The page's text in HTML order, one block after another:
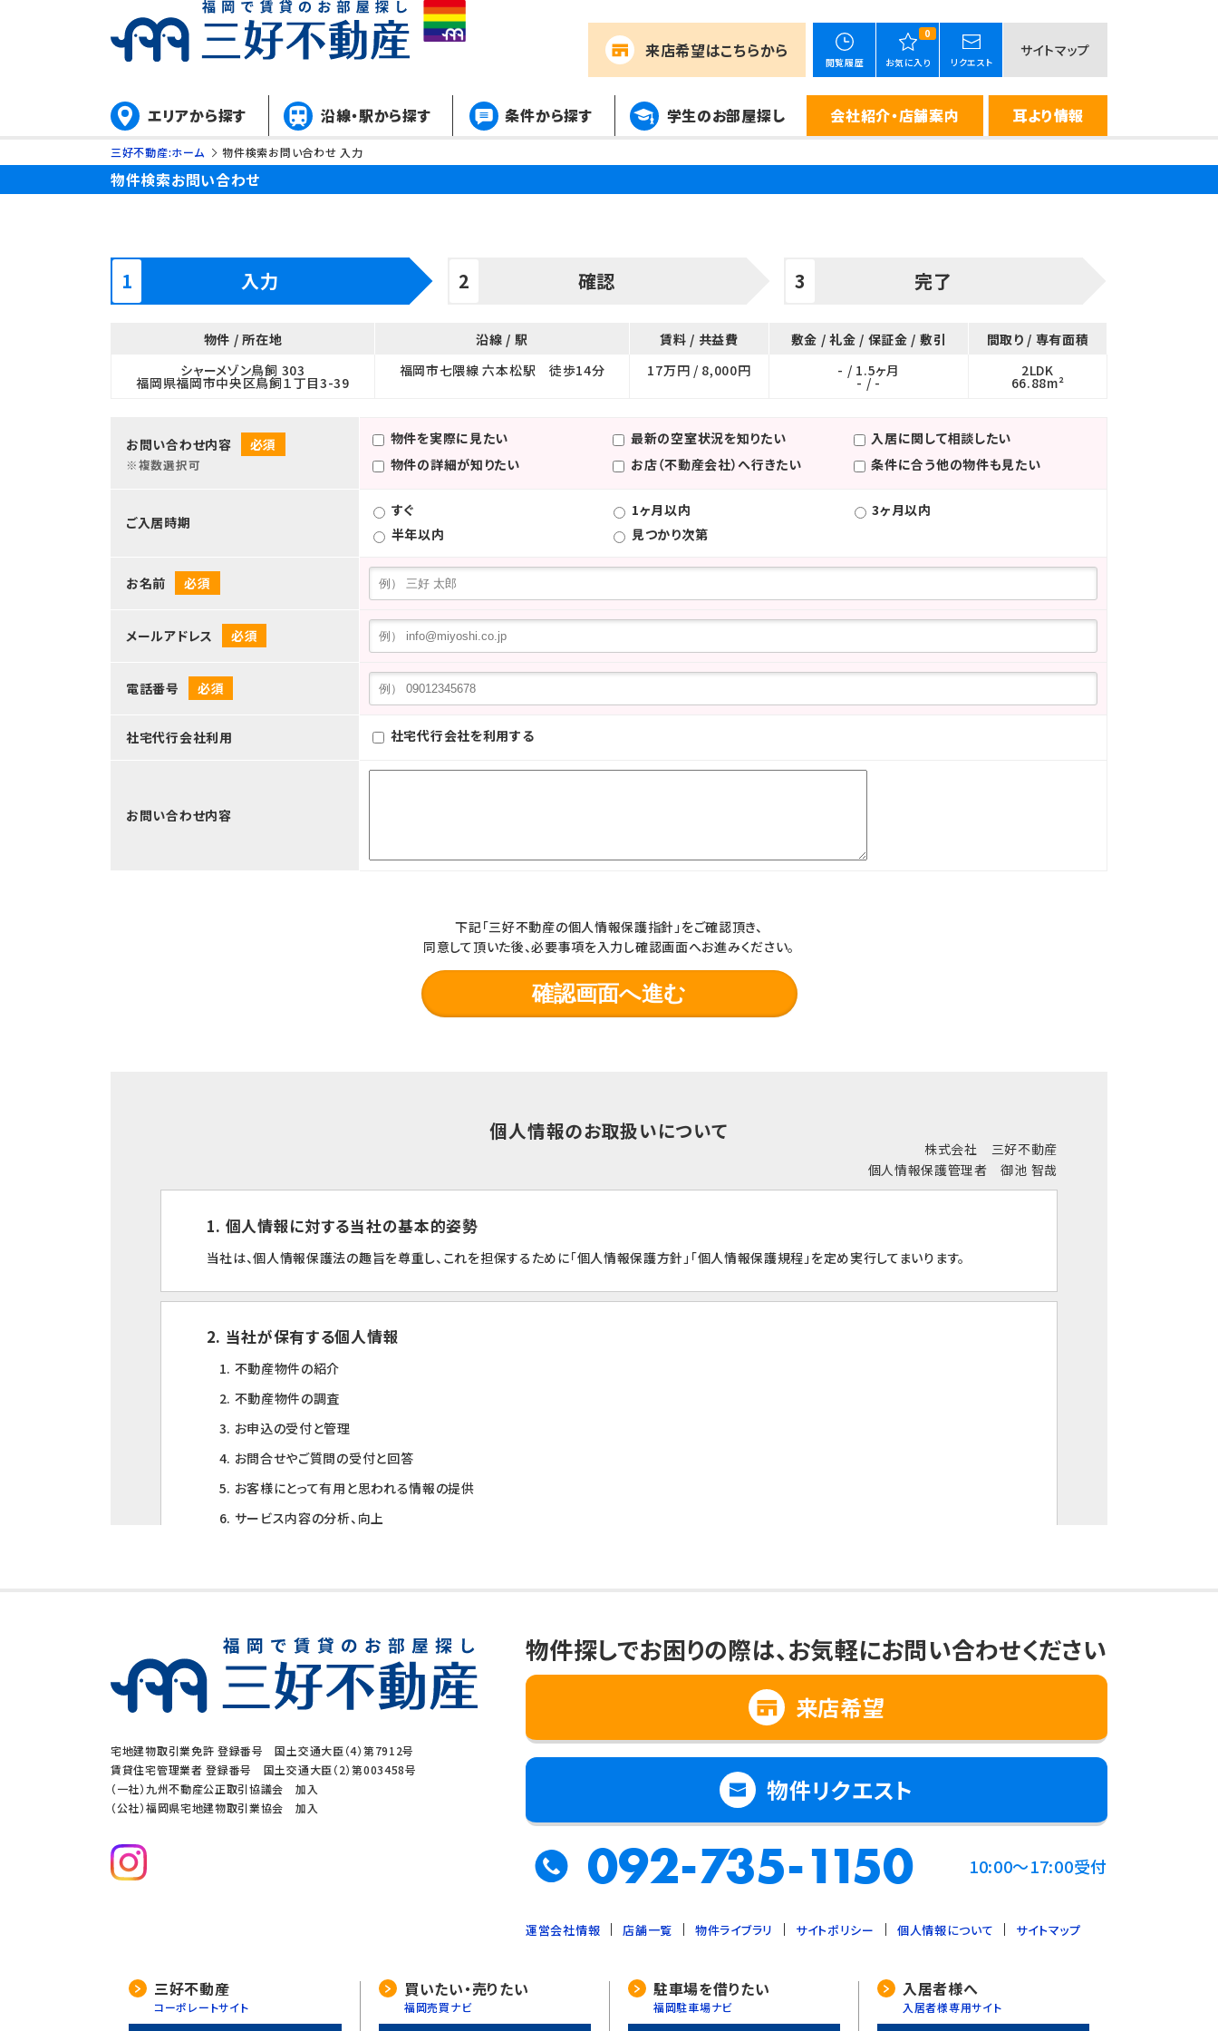
来店希望はこちらから
閲覧履歴
0
お気に入り リクエスト
サイトマップ
エリアから探す 沿線・駅から探す 条件から探す 学生のお部屋探し 会社紹介・店舗案内 耳より情報
三好不動産:ホーム 物件検索お問い合わせ 入力
物件検索お問い合わせ
入力 確認 完了
物件 / 所在地 沿線 / 駅 賃料 / 共益費 敷金 / 礼金 / 保証金 / 敷引
間取り / 専有面積
シャーメゾン鳥飼 303
福岡県福岡市中央区鳥飼１丁目3-39
福岡市七隈線 六本松駅 徒歩14分 17万円 / 8,000円 - / 1.5ヶ月
- / -
2LDK
66.88m²
お問い合わせ内容 必須
※複数選択可
物件を実際に見たい 最新の空室状況を知りたい
入居に関して相談したい
物件の詳細が知りたい
お店（不動産会社）へ行きたい 条件に合う他の物件も見たい
ご入居時期
すぐ 1ヶ月以内
3ヶ月以内
半年以内
見つかり次第
お名前 必須
メールアドレス 必須
電話番号 必須
社宅代行会社利用 社宅代行会社を利用する
お問い合わせ内容
下記「三好不動産の個人情報保護指針」をご確認頂き、
同意して頂いた後、必要事項を入力し確認画面へお進みください。
個人情報のお取扱いについて
株式会社 三好不動産
個人情報保護管理者 御池 智哉
1. 個人情報に対する当社の基本的姿勢
当社は、個人情報保護法の趣旨を尊重し、これを担保するために「個人情報保護方針」「個人情報保護規程」を定め実行してまいります。
2. 当社が保有する個人情報
1. 不動産物件の紹介
2. 不動産物件の調査
3. お申込の受付と管理
4. お問合せやご質問の受付と回答
5. お客様にとって有用と思われる情報の提供
6. サービス内容の分析、向上
1. ご本人の同意がある場合
2. 法令に基づく場合
3. 利用目的の範囲内で個人情報の取扱いの全部又は一部を委託する場合
4. 人の生命、身体又は財産の保護のために必要で、ご本人の同意を得ることが難しいとき
5. 公衆衛生の向上、児童の健全な育成のために必要で、ご本人の同意を得ることが難しいとき
6. 国や地方公共団体などに協力する場合で、ご本人の同意を得ることによって支障を及ぼすおそれがあるとき
7. 合併又は譲渡などの事由による事業の承継に伴って個人情報を提供する場合で、承継前の利用目的の範囲内で個人情報を取り扱うとき
当社は、利用目的の達成に必要な範囲内において、個人情報の取扱いの全部又は一部を委託する場合があります。
宅地建物取引業免許 登録番号 国土交通大臣（4）第7912号
賃貸住宅管理業者 登録番号 国土交通大臣（2）第003458号
（一社）九州不動産公正取引協議会 加入
（公社）福岡県宅地建物取引業協会 加入
物件探しでお困りの際は、お気軽にお問い合わせください
来店希望
物件リクエスト
092-735-1150 10:00～17:00受付
運営会社情報 店舗一覧 物件ライブラリ サイトポリシー 個人情報について サイトマップ
三好不動産
コーポレートサイト
買いたい・売りたい
福岡売買ナビ
駐車場を借りたい
福岡駐車場ナビ
入居者様へ
入居者様専用サイト